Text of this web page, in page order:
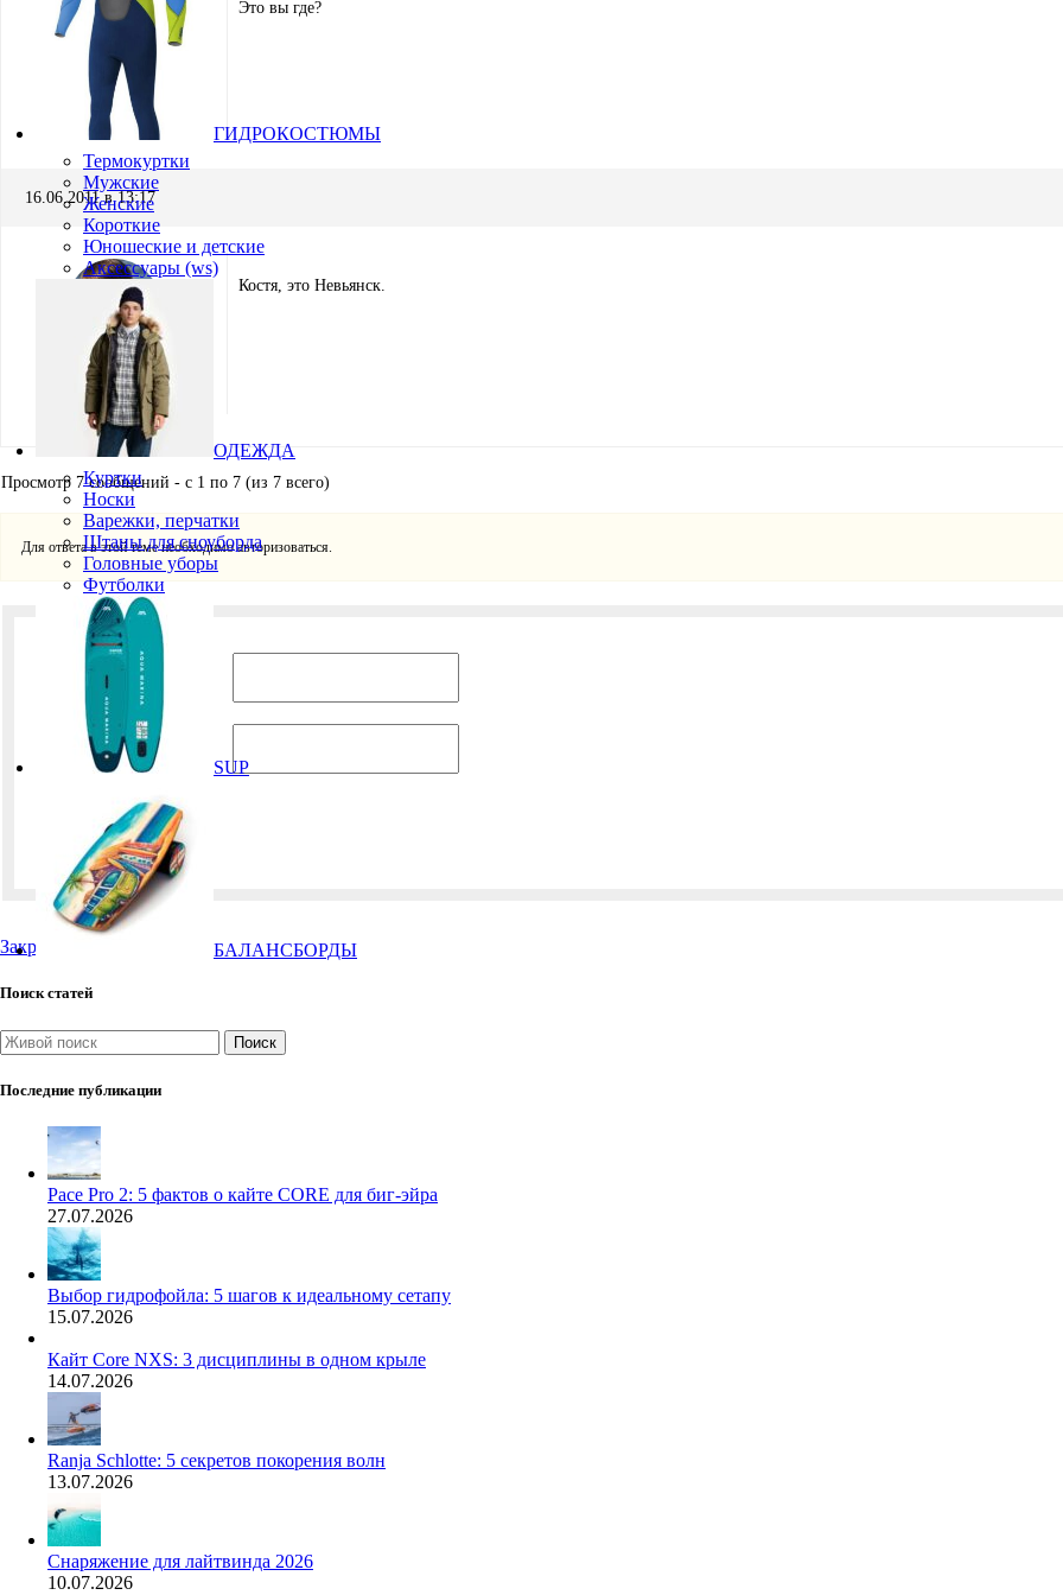
ГИДРОКОСТЮМЫ
Термокуртки
Мужские
Женские
Короткие
Юношеские и детские
Аксессуары (ws)
ОДЕЖДА
Куртки
Носки
Варежки, перчатки
Штаны для сноуборда
Головные уборы
Футболки
SUP
БАЛАНСБОРДЫ
KOTYA
Участник
Это вы где?
16.06.2011 в 13:17
Игорь Кремнёв
Хранитель
Костя, это Невьянск.
Просмотр 7 сообщений - с 1 по 7 (из 7 всего)
Для ответа в этой теме необходимо авторизоваться.
Имя пользователя:
Пароль:
Запомнить меня
Закрыть
Поиск статей
Поиск
Последние публикации
Pace Pro 2: 5 фактов о кайте CORE для биг-эйра
27.07.2026
Выбор гидрофойла: 5 шагов к идеальному сетапу
15.07.2026
Кайт Core NXS: 3 дисциплины в одном крыле
14.07.2026
Ranja Schlotte: 5 секретов покорения волн
13.07.2026
Снаряжение для лайтвинда 2026
10.07.2026